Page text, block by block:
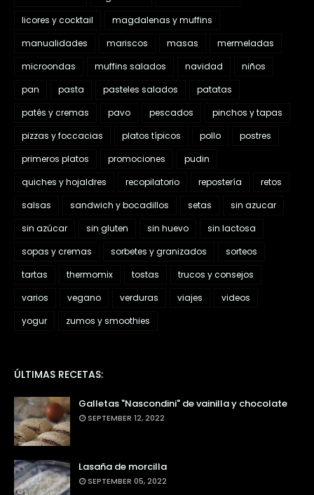
licores y cocktail
magdalenas y muffins
manualidades
mariscos masas
mermeladas
microondas
muffins salados navidad
niños
pan
pasta pasteles salados
patatas
patés y cremas
pavo pescados
pinchos y tapas
pizzas y foccacias
platos típicos pollo
postres
primeros platos
promociones
pudin
quiches y hojaldres
recopilatorio repostería
retos
salsas
sandwich y bocadillos setas
sin azucar
sin azúcar
sin gluten sin huevo
sin lactosa
sopas y cremas
sorbetes y granizados
sorteos
tartas
thermomix tostas
trucos y consejos
varios
vegano verduras viajes
videos
yogur
zumos y smoothies
ÚLTIMAS RECETAS:
Galletas "Nascondini" de vainilla y chocolate
SEPTEMBER 12, 2022
Lasaña de morcilla
SEPTEMBER 05, 2022